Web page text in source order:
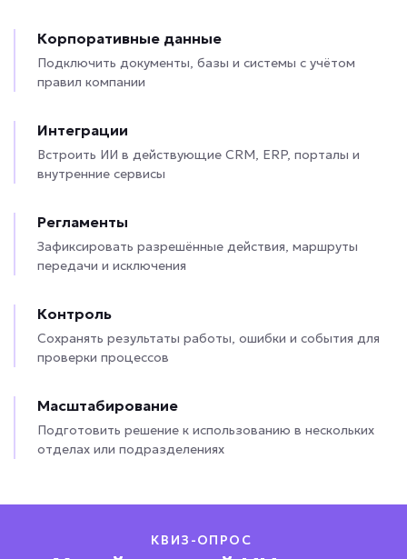
Корпоративные данные
Подключить документы, базы и системы с учётом
правил компании
Интеграции
Встроить ИИ в действующие CRM, ERP, порталы и
внутренние сервисы
Регламенты
Зафиксировать разрешённые действия, маршруты
передачи и исключения
Контроль
Сохранять результаты работы, ошибки и события для
проверки процессов
Масштабирование
Подготовить решение к использованию в нескольких
отделах или подразделениях
КВИЗ-ОПРОС